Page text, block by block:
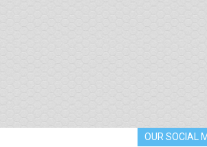
OUR SOCIAL